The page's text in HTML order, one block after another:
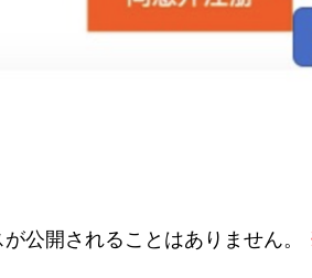
公開されることはありません。